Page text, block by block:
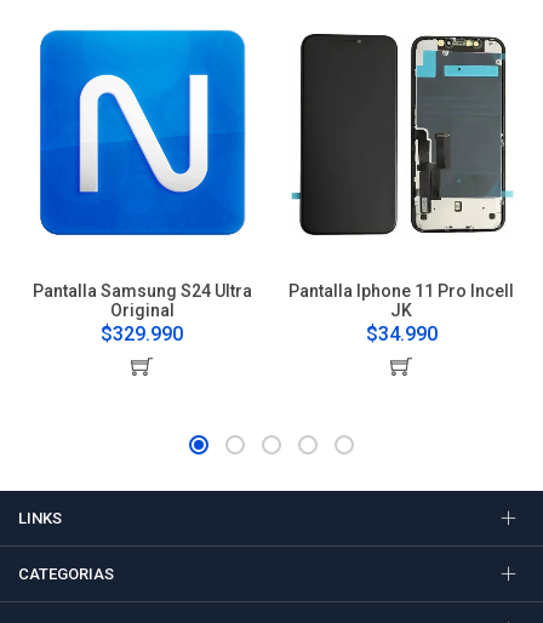
Pantalla Samsung S24 Ultra
Original
$329.990
Pantalla Iphone 11 Pro Incell
JK
$34.990
LINKS
CATEGORIAS